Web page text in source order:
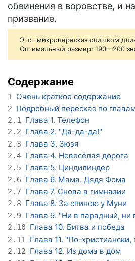
обвинения в воровстве, и
призвание.
Этот микропересказ слишком
Оптимальный размер: 190—200
Содержание
1 Очень краткое содержание
2 Подробный пересказ по
2.1 Глава 1. Телефон
2.2 Глава 2. "Да-да-да!"
2.3 Глава 3. Зюзя
2.4 Глава 4. Невесёлая дорога
2.5 Глава 5. Циндилиндер
2.6 Глава 6. Мама. Дядя Фома
2.7 Глава 7. Снова в гимназии
2.8 Глава 8. За спиною у Муни
2.9 Глава 9. "Ни в парадный, ни
2.10 Глава 10. Битва и победа
2.11 Глава 11. "По-христиански,
2.12 Глава 12. Из дома в дом